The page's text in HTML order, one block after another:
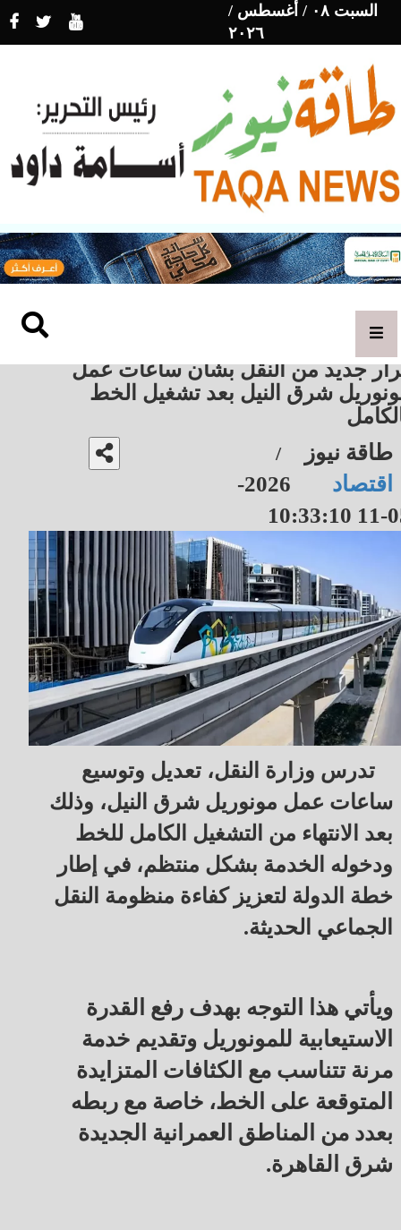
السبت ٠٨ / أغسطس /
٢٠٢٦
جديد من النقل بشأن ساعات عمل
شرق النيل بعد تشغيل الخط
طاقة نيوز /
اقتصاد
2026-
05-11
تدرس وزارة النقل، تعديل وتوسيع
ساعات عمل مونوريل شرق النيل، وذلك
بعد الانتهاء من التشغيل الكامل للخط
ودخوله الخدمة بشكل منتظم، في إطار
خطة الدولة لتعزيز كفاءة منظومة النقل
الجماعي الحديثة.
ويأتي هذا التوجه بهدف رفع القدرة
الاستيعابية للمونوريل وتقديم خدمة
مرنة تتناسب مع الكثافات المتزايدة
المتوقعة على الخط، خاصة مع ربطه
بعدد من المناطق العمرانية الجديدة
شرق القاهرة.